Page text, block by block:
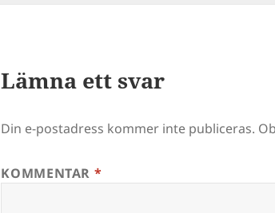
Lämna ett svar
Din e-postadress kommer inte publiceras.
KOMMENTAR *